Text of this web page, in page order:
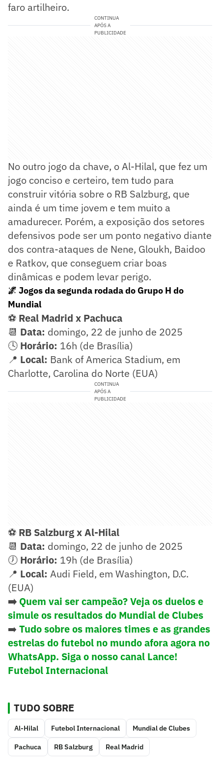
faro artilheiro.
CONTINUA
APÓS A
PUBLICIDADE
No outro jogo da chave, o Al-Hilal, que fez um
jogo conciso e certeiro, tem tudo para
construir vitória sobre o RB Salzburg, que
ainda é um time jovem e tem muito a
amadurecer. Porém, a exposição dos setores
defensivos pode ser um ponto negativo diante
dos contra-ataques de Nene, Gloukh, Baidoo
e Ratkov, que conseguem criar boas
dinâmicas e podem levar perigo.
🌌 Jogos da segunda rodada do Grupo H do
Mundial
⚽ Real Madrid x Pachuca
📆 Data: domingo, 22 de junho de 2025
🕓 Horário: 16h (de Brasília)
📍 Local: Bank of America Stadium, em
Charlotte, Carolina do Norte (EUA)
CONTINUA
APÓS A
PUBLICIDADE
⚽ RB Salzburg x Al-Hilal
📆 Data: domingo, 22 de junho de 2025
🕖 Horário: 19h (de Brasília)
📍 Local: Audi Field, em Washington, D.C.
(EUA)
➡️ Quem vai ser campeão? Veja os duelos e
simule os resultados do Mundial de Clubes
➡️ Tudo sobre os maiores times e as grandes
estrelas do futebol no mundo afora agora no
WhatsApp. Siga o nosso canal Lance!
Futebol Internacional
TUDO SOBRE
Al-Hilal Futebol Internacional Mundial de Clubes
Pachuca RB Salzburg Real Madrid